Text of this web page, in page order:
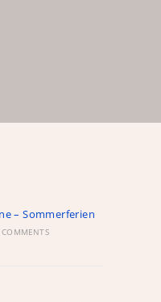
– Sommerferien